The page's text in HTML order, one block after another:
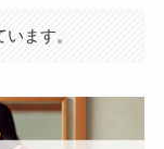
ます。